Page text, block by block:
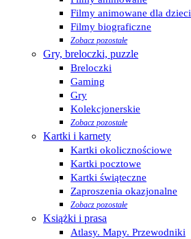
Filmy animowane dla dzieci
Filmy biograficzne
Zobacz pozostałe
Gry, breloczki, puzzle
Breloczki
Gaming
Gry
Kolekcjonerskie
Zobacz pozostałe
Kartki i karnety
Kartki okolicznościowe
Kartki pocztowe
Kartki świąteczne
Zaproszenia okazjonalne
Zobacz pozostałe
Książki i prasa
Atlasy. Mapy. Przewodniki